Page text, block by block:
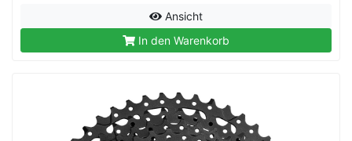
Ansicht
In den Warenkorb